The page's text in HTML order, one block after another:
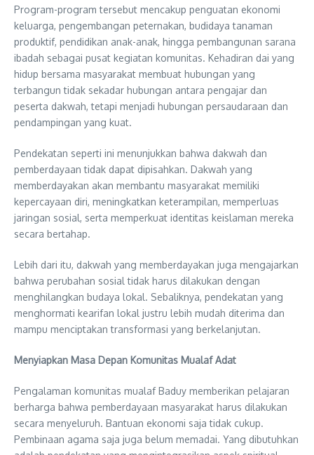
Program-program tersebut mencakup penguatan ekonomi
keluarga, pengembangan peternakan, budidaya tanaman
produktif, pendidikan anak-anak, hingga pembangunan sarana
ibadah sebagai pusat kegiatan komunitas. Kehadiran dai yang
hidup bersama masyarakat membuat hubungan yang
terbangun tidak sekadar hubungan antara pengajar dan
peserta dakwah, tetapi menjadi hubungan persaudaraan dan
pendampingan yang kuat.
Pendekatan seperti ini menunjukkan bahwa dakwah dan
pemberdayaan tidak dapat dipisahkan. Dakwah yang
memberdayakan akan membantu masyarakat memiliki
kepercayaan diri, meningkatkan keterampilan, memperluas
jaringan sosial, serta memperkuat identitas keislaman mereka
secara bertahap.
Lebih dari itu, dakwah yang memberdayakan juga mengajarkan
bahwa perubahan sosial tidak harus dilakukan dengan
menghilangkan budaya lokal. Sebaliknya, pendekatan yang
menghormati kearifan lokal justru lebih mudah diterima dan
mampu menciptakan transformasi yang berkelanjutan.
Menyiapkan Masa Depan Komunitas Mualaf Adat
Pengalaman komunitas mualaf Baduy memberikan pelajaran
berharga bahwa pemberdayaan masyarakat harus dilakukan
secara menyeluruh. Bantuan ekonomi saja tidak cukup.
Pembinaan agama saja juga belum memadai. Yang dibutuhkan